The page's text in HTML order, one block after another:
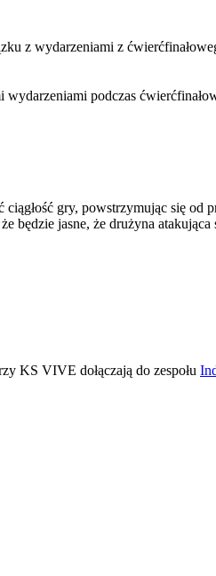
z wydarzeniami z
podczas
gry, powstrzymując się od
jasne, że drużyna atakująca
KS VIVE dołączają do zespołu